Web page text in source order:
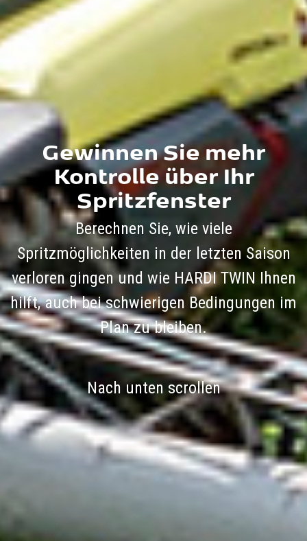
Gewinnen Sie mehr
Kontrolle über Ihr
Spritzfenster
Berechnen Sie, wie viele
Spritzmöglichkeiten in der letzten Saison
verloren gingen und wie HARDI TWIN Ihnen
hilft, auch bei schwierigen Bedingungen im
Plan zu bleiben.
Nach unten scrollen